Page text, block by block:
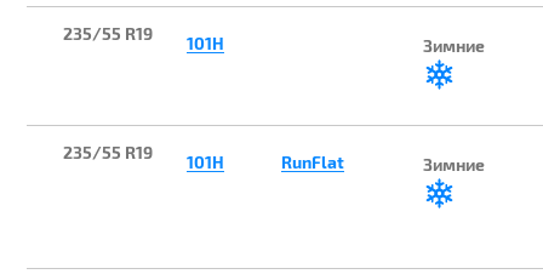
235/55 R19 101H Зимние
235/55 R19 101H RunFlat Зимние